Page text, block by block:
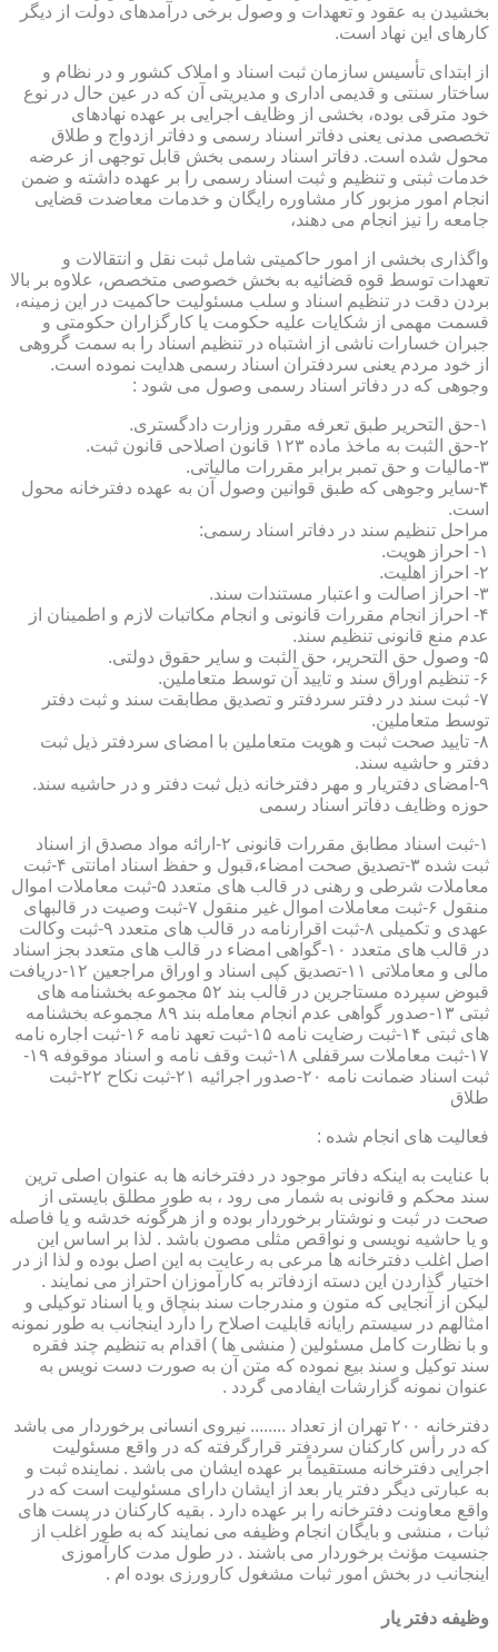
بخشیدن به عقود و تعهدات و وصول برخی درآمدهای دولت از دیگر
کارهای این نهاد است.
از ابتدای تأسیس سازمان ثبت اسناد و املاک کشور و در نظام و
ساختار سنتی و قدیمی اداری و مدیریتی آن که در عین حال در نوع
خود مترقی بوده، بخشی از وظایف اجرایی بر عهده نهادهای
تخصصی مدنی یعنی دفاتر اسناد رسمی و دفاتر ازدواج و طلاق
محول شده است. دفاتر اسناد رسمی بخش قابل توجهی از عرضه
خدمات ثبتی و تنظیم و ثبت اسناد رسمی را بر عهده داشته و ضمن
انجام امور مزبور کار مشاوره رایگان و خدمات معاضدت قضایی
جامعه را نیز انجام می دهند،
واگذاری بخشی از امور حاکمیتی شامل ثبت نقل و انتقالات و
تعهدات توسط قوه قضائیه به بخش خصوصی متخصص، علاوه بر بالا
بردن دقت در تنظیم اسناد و سلب مسئولیت حاکمیت در این زمینه،
قسمت مهمی از شکایات علیه حکومت یا کارگزاران حکومتی و
جبران خسارات ناشی از اشتباه در تنظیم اسناد را به سمت گروهی
از خود مردم یعنی سردفتران اسناد رسمی هدایت نموده است.
وجوهی که در دفاتر اسناد رسمی وصول می شود :
۱-حق التحریر طبق تعرفه مقرر وزارت دادگستری.
۲-حق الثبت به ماخذ ماده ۱۲۳ قانون اصلاحی قانون ثبت.
۳-مالیات و حق تمبر برابر مقررات مالیاتی.
۴-سایر وجوهی که طبق قوانین وصول آن به عهده دفترخانه محول
است.
مراحل تنظیم سند در دفاتر اسناد رسمی:
۱- احراز هویت.
۲- احراز اهلیت.
۳- احراز اصالت و اعتبار مستندات سند.
۴- احراز انجام مقررات قانونی و انجام مکاتبات لازم و اطمینان از
عدم منع قانونی تنظیم سند.
۵- وصول حق التحریر، حق الثبت و سایر حقوق دولتی.
۶- تنظیم اوراق سند و تایید آن توسط متعاملین.
۷- ثبت سند در دفتر سردفتر و تصدیق مطابقت سند و ثبت دفتر
توسط متعاملین.
۸- تایید صحت ثبت و هویت متعاملین با امضای سردفتر ذیل ثبت
دفتر و حاشیه سند.
۹-امضای دفتریار و مهر دفترخانه ذیل ثبت دفتر و در حاشیه سند.
حوزه وظایف دفاتر اسناد رسمی
۱-ثبت اسناد مطابق مقررات قانونی ۲-ارائه مواد مصدق از اسناد
ثبت شده ۳-تصدیق صحت امضاء،قبول و حفظ اسناد امانتی ۴-ثبت
معاملات شرطی و رهنی در قالب های متعدد ۵-ثبت معاملات اموال
منقول ۶-ثبت معاملات اموال غیر منقول ۷-ثبت وصیت در قالبهای
عهدی و تکمیلی ۸-ثبت اقرارنامه در قالب های متعدد ۹-ثبت وکالت
در قالب های متعدد ۱۰-گواهی امضاء در قالب های متعدد بجز اسناد
مالی و معاملاتی ۱۱-تصدیق کپی اسناد و اوراق مراجعین ۱۲-دریافت
قبوض سپرده مستاجرین در قالب بند ۵۲ مجموعه بخشنامه های
ثبتی ۱۳-صدور گواهی عدم انجام معامله بند ۸۹ مجموعه بخشنامه
های ثبتی ۱۴-ثبت رضایت نامه ۱۵-ثبت تعهد نامه ۱۶-ثبت اجاره نامه
۱۷-ثبت معاملات سرقفلی ۱۸-ثبت وقف نامه و اسناد موقوفه ۱۹-
ثبت اسناد ضمانت نامه ۲۰-صدور اجرائیه ۲۱-ثبت نکاح ۲۲-ثبت
طلاق
فعالیت های انجام شده :
با عنایت به اینکه دفاتر موجود در دفترخانه ها به عنوان اصلی ترین
سند محکم و قانونی به شمار می رود ، به طور مطلق بایستی از
صحت در ثبت و نوشتار برخوردار بوده و از هرگونه خدشه و یا فاصله
و یا حاشیه نویسی و نواقص مثلی مصون باشد . لذا بر اساس این
اصل اغلب دفترخانه ها مرعی به رعایت به این اصل بوده و لذا از در
اختیار گذاردن این دسته ازدفاتر به کارآموزان احتراز می نمایند .
لیکن از آنجایی که متون و مندرجات سند بنچاق و یا اسناد توکیلی و
امثالهم در سیستم رایانه قابلیت اصلاح را دارد اینجانب به طور نمونه
و با نظارت کامل مسئولین ( منشی ها ) اقدام به تنظیم چند فقره
سند توکیل و سند بیع نموده که متن آن به صورت دست نویس به
عنوان نمونه گزارشات ایفادمی گردد .
دفترخانه ۲۰۰ تهران از تعداد ........ نیروی انسانی برخوردار می باشد
که در رأس کارکنان سردفتر قرارگرفته که در واقع مسئولیت
اجرایی دفترخانه مستقیماً بر عهده ایشان می باشد . نماینده ثبت و
به عبارتی دیگر دفتر یار بعد از ایشان دارای مسئولیت است که در
واقع معاونت دفترخانه را بر عهده دارد . بقیه کارکنان در پست های
ثبات ، منشی و بایگان انجام وظیفه می نمایند که به طور اغلب از
جنسیت مؤنث برخوردار می باشند . در طول مدت کارآموزی
اینجانب در بخش امور ثبات مشغول کارورزی بوده ام .
وظیفه دفتر یار